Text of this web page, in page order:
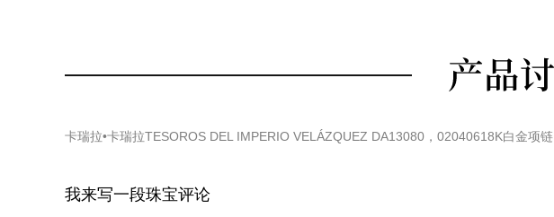
卡瑞拉•卡瑞拉TESOROS DEL IMPERIO VELÁZQUEZ DA13080，02040618K白金项链
我来写一段珠宝评论